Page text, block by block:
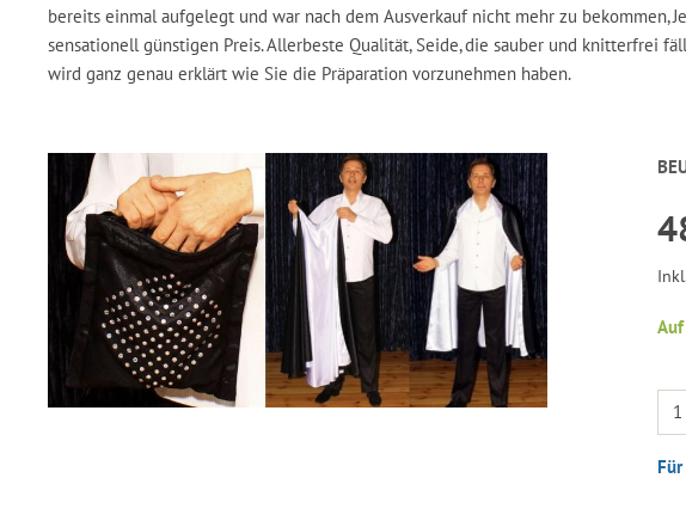
bereits einmal aufgelegt und war nach dem Ausverkauf nicht mehr zu bekommen,
sensationell günstigen Preis. Allerbeste Qualität, Seide, die sauber und knitterfrei
wird ganz genau erklärt wie Sie die Präparation vorzunehmen haben.